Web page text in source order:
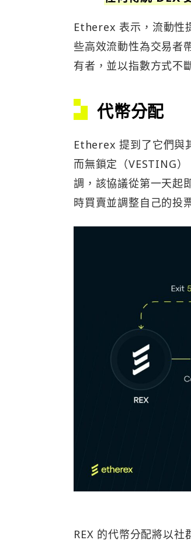
Etherex 表示，流動性
些高效流動性為交易者
有者，並以指數方式不
代幣分配
Etherex 提到了它們與
而無鎖定（VESTING
調，該協議從第一天起
時買賣並調整自己的投
REX 的代幣分配將以